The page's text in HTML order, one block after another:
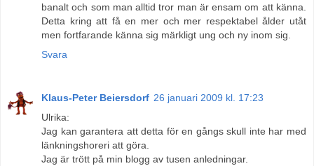
banalt och som man alltid tror man är ensam om att känna.
Detta kring att få en mer och mer respektabel ålder utåt
men fortfarande känna sig märkligt ung och ny inom sig.
Svara
Klaus-Peter Beiersdorf 26 januari 2009 kl. 17:23
Ulrika:
Jag kan garantera att detta för en gångs skull inte har med
länkningshoreri att göra.
Jag är trött på min blogg av tusen anledningar.